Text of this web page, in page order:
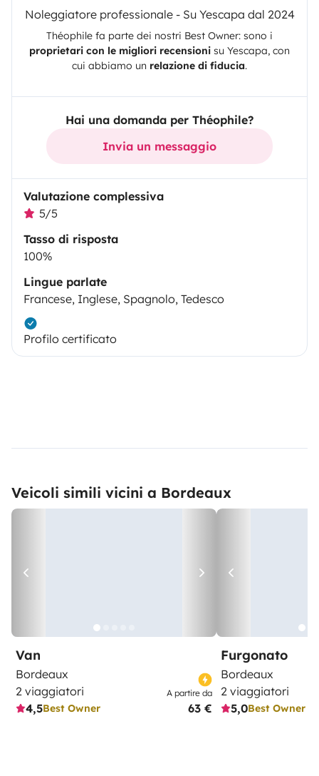
Noleggiatore professionale - Su Yescapa dal 2024
Théophile fa parte dei nostri Best Owner: sono i
proprietari con le migliori recensioni su Yescapa, con
cui abbiamo un relazione di fiducia.
Hai una domanda per Théophile?
Invia un messaggio
Valutazione complessiva
5/5
Tasso di risposta
100%
Lingue parlate
Francese, Inglese, Spagnolo, Tedesco
Profilo certificato
Veicoli simili vicini a Bordeaux
Van
Bordeaux
2 viaggiatori
4,5Best Owner
A partire da
63 €
Furgonato
Bordeaux
2 viaggiatori
5,0Best Owner